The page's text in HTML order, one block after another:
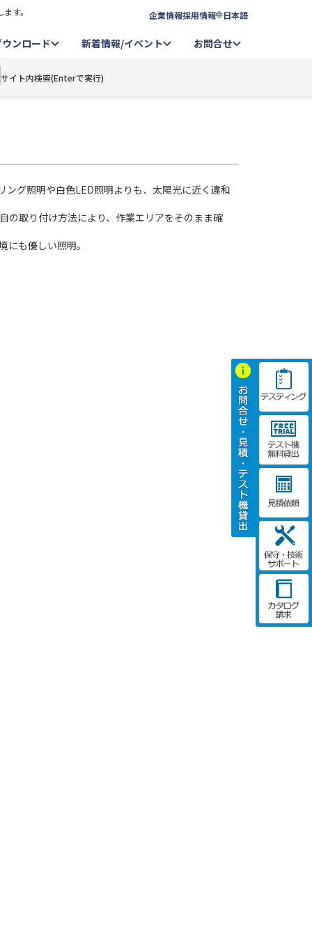
す。 企業情報採用情報 日本語
ウンロード 新着情報/イベント お問合せ
サイト内検索(Enterで実行)
グ照明や白色LED照明よりも、太陽光に近く違和
の取り付け方法により、作業エリアをそのまま確
も優しい照明。